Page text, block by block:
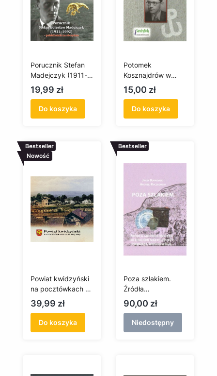
Porucznik Stefan
Madejczyk (1911-
1992) - polski lotnik
na obczyźnie
Cena
19,99 zł
Do koszyka
Potomek
Kosznajdrów w
Armii Krajowej.
Tragiczne losy
wojenne Ludwika
Waltera Renka
Cena
15,00 zł
Do koszyka
Bestseller
Nowość
Powiat kwidzyński
na pocztówkach z
lat 1895–1945
Cena
39,99 zł
Do koszyka
Bestseller
Poza szlakiem.
Źródła
archeologiczne do
dziejów małych
miast Pomorza
Środkowego
Cena
90,00 zł
Niedostępny